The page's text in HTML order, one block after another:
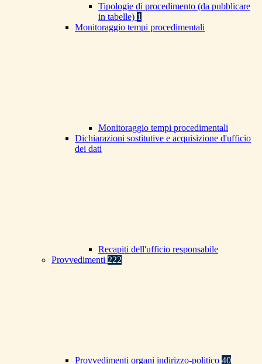
Tipologie di procedimento (da pubblicare
in tabelle) 1
Monitoraggio tempi procedimentali
Monitoraggio tempi procedimentali
Dichiarazioni sostitutive e acquisizione d'ufficio
dei dati
Recapiti dell'ufficio responsabile
Provvedimenti 222
Provvedimenti organi indirizzo-politico 40